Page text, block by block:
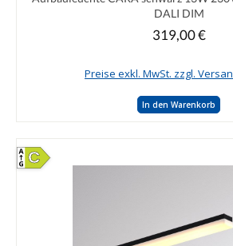
DALI DIM
Regulärer
319,00 €
Preise exkl. MwSt. zzgl.
In den Warenkorb
C